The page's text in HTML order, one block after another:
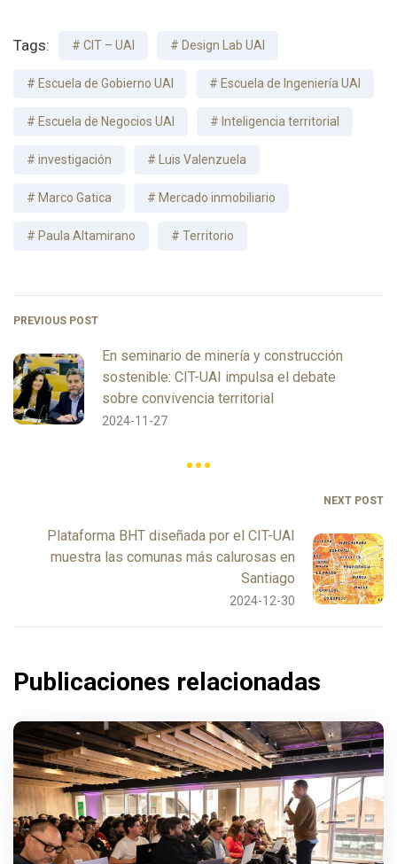
Tags: CIT – UAI Design Lab UAI
Escuela de Gobierno UAI Escuela de Ingeniería UAI
Escuela de Negocios UAI Inteligencia territorial
investigación Luis Valenzuela
Marco Gatica Mercado inmobiliario
Paula Altamirano Territorio
PREVIOUS POST
En seminario de minería y construcción
sostenible: CIT-UAI impulsa el debate
sobre convivencia territorial
2024-11-27
NEXT POST
Plataforma BHT diseñada por el CIT-UAI
muestra las comunas más calurosas en
Santiago
2024-12-30
Publicaciones relacionadas